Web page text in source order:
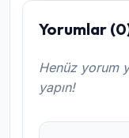
Yorumlar
Henüz yorum
yapın!